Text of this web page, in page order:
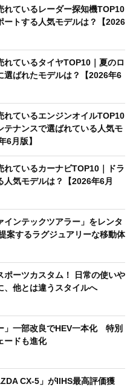
れているレーダー探知機TOP10
ートする人気モデルは？【2026
れているタイヤTOP10｜夏のロ
選ばれたモデルは？【2026年6
れているエンジンオイルTOP10
テナンスで選ばれている人気モ
6月版】
れているカーナビTOP10｜ドラ
人気モデルは？【2026年6月
インテックツアラー」をレンタ
案するラグジュアリーな移動体
ポーツカスタム！ 日常の使いや
、他とは違うスタイルへ
」一部改良でHEV一本化 特別
ードも進化
CX-5」がIIHS最高評価獲